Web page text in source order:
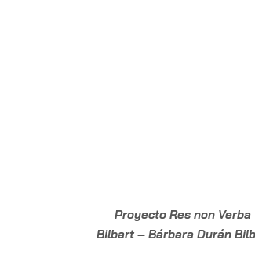
Proyecto Res non Verba
Bilbart – Bárbara Durán